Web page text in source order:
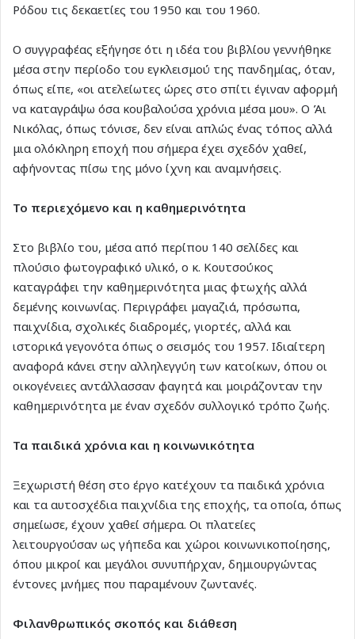
Ρόδου τις δεκαετίες του 1950 και του 1960.
Ο συγγραφέας εξήγησε ότι η ιδέα του βιβλίου γεννήθηκε
μέσα στην περίοδο του εγκλεισμού της πανδημίας, όταν,
όπως είπε, «οι ατελείωτες ώρες στο σπίτι έγιναν αφορμή
να καταγράψω όσα κουβαλούσα χρόνια μέσα μου». Ο Άι
Νικόλας, όπως τόνισε, δεν είναι απλώς ένας τόπος αλλά
μια ολόκληρη εποχή που σήμερα έχει σχεδόν χαθεί,
αφήνοντας πίσω της μόνο ίχνη και αναμνήσεις.
Το περιεχόμενο και η καθημερινότητα
Στο βιβλίο του, μέσα από περίπου 140 σελίδες και
πλούσιο φωτογραφικό υλικό, ο κ. Κουτσούκος
καταγράφει την καθημερινότητα μιας φτωχής αλλά
δεμένης κοινωνίας. Περιγράφει μαγαζιά, πρόσωπα,
παιχνίδια, σχολικές διαδρομές, γιορτές, αλλά και
ιστορικά γεγονότα όπως ο σεισμός του 1957. Ιδιαίτερη
αναφορά κάνει στην αλληλεγγύη των κατοίκων, όπου οι
οικογένειες αντάλλασσαν φαγητά και μοιράζονταν την
καθημερινότητα με έναν σχεδόν συλλογικό τρόπο ζωής.
Τα παιδικά χρόνια και η κοινωνικότητα
Ξεχωριστή θέση στο έργο κατέχουν τα παιδικά χρόνια
και τα αυτοσχέδια παιχνίδια της εποχής, τα οποία, όπως
σημείωσε, έχουν χαθεί σήμερα. Οι πλατείες
λειτουργούσαν ως γήπεδα και χώροι κοινωνικοποίησης,
όπου μικροί και μεγάλοι συνυπήρχαν, δημιουργώντας
έντονες μνήμες που παραμένουν ζωντανές.
Φιλανθρωπικός σκοπός και διάθεση